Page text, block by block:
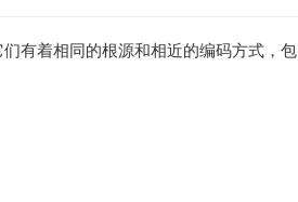
有着相同的根源和相近的编码方式，包